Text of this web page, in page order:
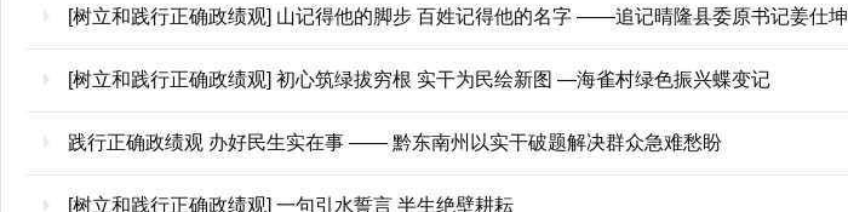
[树立和践行正确政绩观] 山记得他的脚步 百姓记得他的名字 ——追记晴隆县委原书记姜仕坤
[树立和践行正确政绩观] 初心筑绿拔穷根 实干为民绘新图 —海雀村绿色振兴蝶变记
践行正确政绩观 办好民生实在事 —— 黔东南州以实干破题解决群众急难愁盼
[树立和践行正确政绩观] 一句引水誓言 半生绝壁耕耘